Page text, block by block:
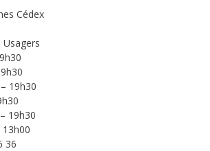
Cédex
Usagers
19h30
19h30
36